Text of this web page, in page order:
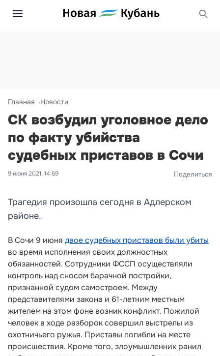
Главная Новости
СК возбудил уголовное дело
по факту убийства
судебных приставов в Сочи
9 июня 2021, 14:59 Поделиться
Трагедия произошла сегодня в Адлерском
районе.
В Сочи 9 июня двое судебных приставов были убиты
во время исполнения своих должностных
обязанностей. Сотрудники ФССП осуществляли
контроль над сносом барачной постройки,
признанной судом самостроем. Между
представителями закона и 61-летним местным
жителем на этом фоне возник конфликт. Пожилой
человек в ходе разборок совершил выстрелы из
охотничьего ружья. Приставы погибли на месте
происшествия. Кроме того, злоумышленник ранил